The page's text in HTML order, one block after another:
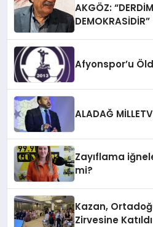
AKGÖZ:
DEMOKRASİDİR”
Afyonspor’u
ALADAĞ
Zayıflama
mi?
Kazan,
Zirvesine Katıldı